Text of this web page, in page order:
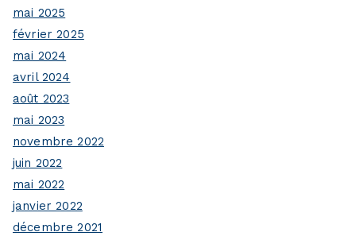
mai 2025
février 2025
mai 2024
avril 2024
août 2023
mai 2023
novembre 2022
juin 2022
mai 2022
janvier 2022
décembre 2021